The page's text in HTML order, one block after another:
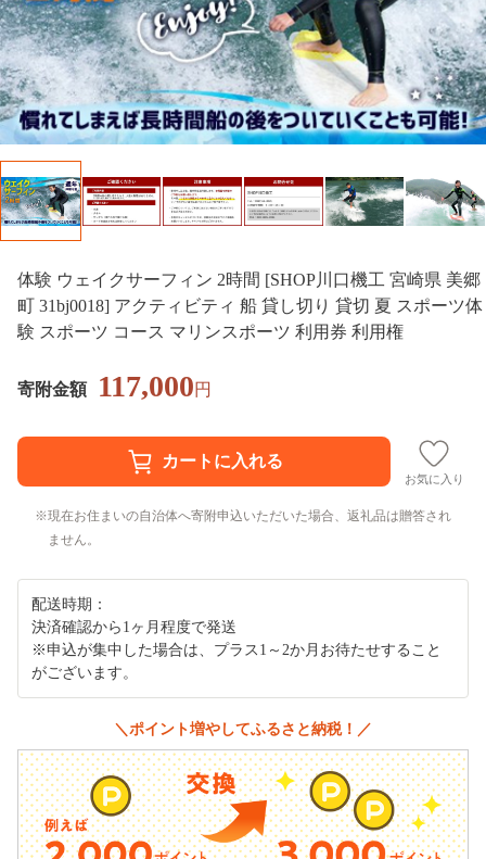
体験 ウェイクサーフィン 2時間 [SHOP川口機工 宮崎県 美郷
町 31bj0018] アクティビティ 船 貸し切り 貸切 夏 スポーツ体
験 スポーツ コース マリンスポーツ 利用券 利用権
寄附金額 117,000円
お気に入り
現在お住まいの自治体へ寄附申込いただいた場合、返礼品は贈答され
ません。
配送時期：
決済確認から1ヶ月程度で発送
※申込が集中した場合は、プラス1～2か月お待たせすること
がございます。
＼ポイント増やしてふるさと納税！／